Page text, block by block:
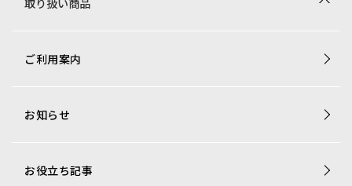
商品一覧
トレカ用ショーケース・消耗品
オリジナル商品一覧
ご利用案内
お知らせ
お役立ち記事